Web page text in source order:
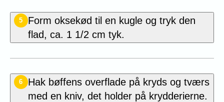
5
Form oksekød til en kugle og tryk den
flad, ca. 1 1/2 cm tyk.
6
Hak bøffens overflade på kryds og tværs
med en kniv, det holder på krydderierne.